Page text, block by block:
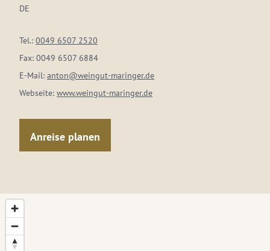
DE
Tel.: 0049 6507 2520
Fax: 0049 6507 6884
E-Mail: anton@weingut-maringer.de
Webseite: www.weingut-maringer.de
Anreise planen